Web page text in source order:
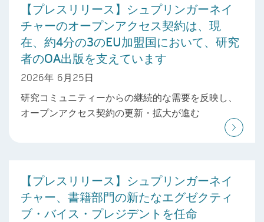
【プレスリリース】シュプリンガーネイ
チャーのオープンアクセス契約は、現
在、約4分の3のEU加盟国において、研究
者のOA出版を支えています
2026年 6月25日
研究コミュニティーからの継続的な需要を反映し、
オープンアクセス契約の更新・拡大が進む
【プレスリリース】シュプリンガーネイ
チャー、書籍部門の新たなエグゼクティ
ブ・バイス・プレジデントを任命